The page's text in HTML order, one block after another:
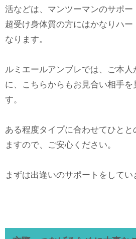
活などは、マンツーマンのサポー
超受け身体質の方にはかなりハ
なります。
ルミエールアンブレでは、ご本
に、こちらからもお見合い相手を
す。
ある程度タイプに合わせてひと
ますので、ご安心ください。
まずは出逢いのサポートをしてい